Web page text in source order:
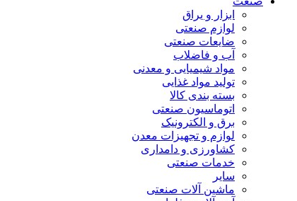
ابزار و یراق
لوازم صنعتی
ضایعات صنعتی
آب و فاضلاب
مواد شیمیایی و معدنی
تولید مواد غذایی
بسته بندی کالا
اتوماسیون صنعتی
برق و الکترونیک
لوازم و تجهیزات معدن
کشاورزی و دامداری
خدمات صنعتی
سایر
ماشین آلات صنعتی